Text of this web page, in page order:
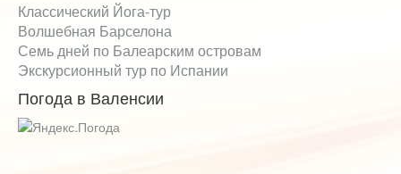
Классический Йога-тур
Волшебная Барселона
Семь дней по Балеарским островам
Экскурсионный тур по Испании
Погода в Валенсии